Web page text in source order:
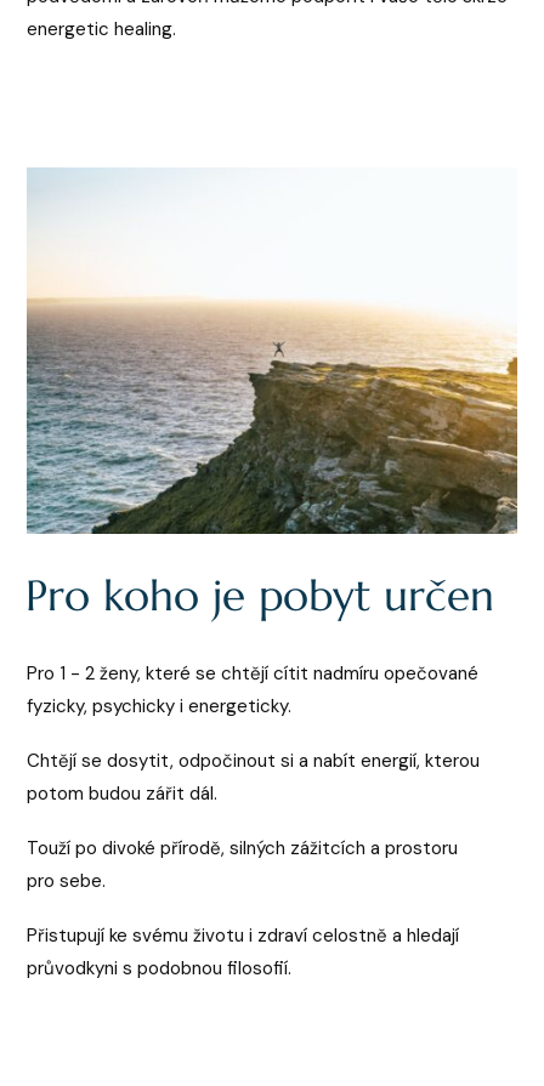
energetic healing.
Pro koho je pobyt určen
Pro 1 - 2 ženy, které se chtějí cítit nadmíru opečované
fyzicky, psychicky i energeticky.
Chtějí se dosytit, odpočinout si a nabít energií, kterou
potom budou zářit dál.
Touží po divoké přírodě, silných zážitcích a prostoru
pro sebe.
Přistupují ke svému životu i zdraví celostně a hledají
průvodkyni s podobnou filosofií.